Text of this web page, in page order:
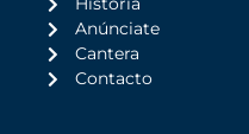
Anúnciate
Cantera
Contacto